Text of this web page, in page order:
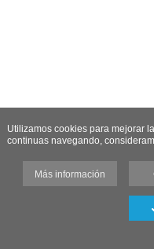
Utilizamos cookies para mejorar
continuas navegando,
Más información